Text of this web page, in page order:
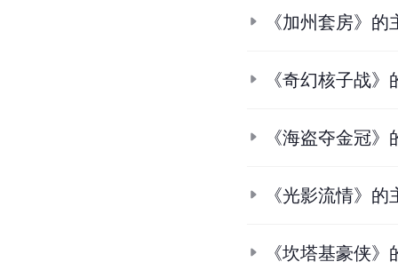
《加州套房》的
《奇幻核子战
《海盗夺金冠
《光影流情》的
《坎塔基豪侠